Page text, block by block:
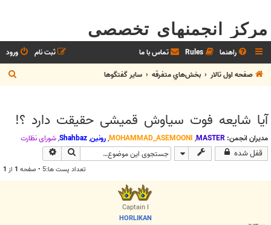
مرکز انجمنهای تخصصی
راهنما Rules تماس با ما ورود
ثبت نام
صفحه اول تالار
بخش‌‌هاي متفرقه ساير گفتگوها
س
آیا شایعه فوت سیاوش قمیشی حقیقت دارد ؟!
مدیران انجمن: MASTER
,
MOHAMMAD_ASEMOONI
,رونین,
Shahbaz
,شوراي نظارت
قفل شده جستجو
تعداد پست ها:5 • صفحه 1 از 1
Captain I
HORLIKAN